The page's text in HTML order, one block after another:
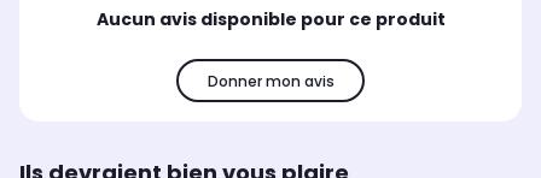
Aucun avis disponible pour ce produit
Donner mon avis